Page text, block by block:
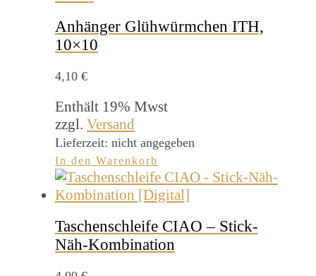
Anhänger Glühwürmchen ITH,
10×10
4,10 €
Enthält 19% Mwst
zzgl. Versand
Lieferzeit: nicht angegeben
In den Warenkorb
Taschenschleife CIAO – Stick-
Näh-Kombination